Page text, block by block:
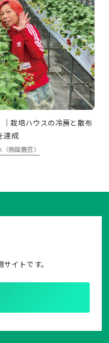
｜栽培ハウスの冷房と散布
達成
施設園芸）
イトです。